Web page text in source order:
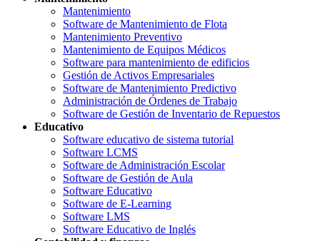
Mantenimiento
Software de Mantenimiento de Flota
Mantenimiento Preventivo
Mantenimiento de Equipos Médicos
Software para mantenimiento de edificios
Gestión de Activos Empresariales
Software de Mantenimiento Predictivo
Administración de Órdenes de Trabajo
Software de Gestión de Inventario de Repuestos
Educativo
Software educativo de sistema tutorial
Software LCMS
Software de Administración Escolar
Software de Gestión de Aula
Software Educativo
Software de E-Learning
Software LMS
Software Educativo de Inglés